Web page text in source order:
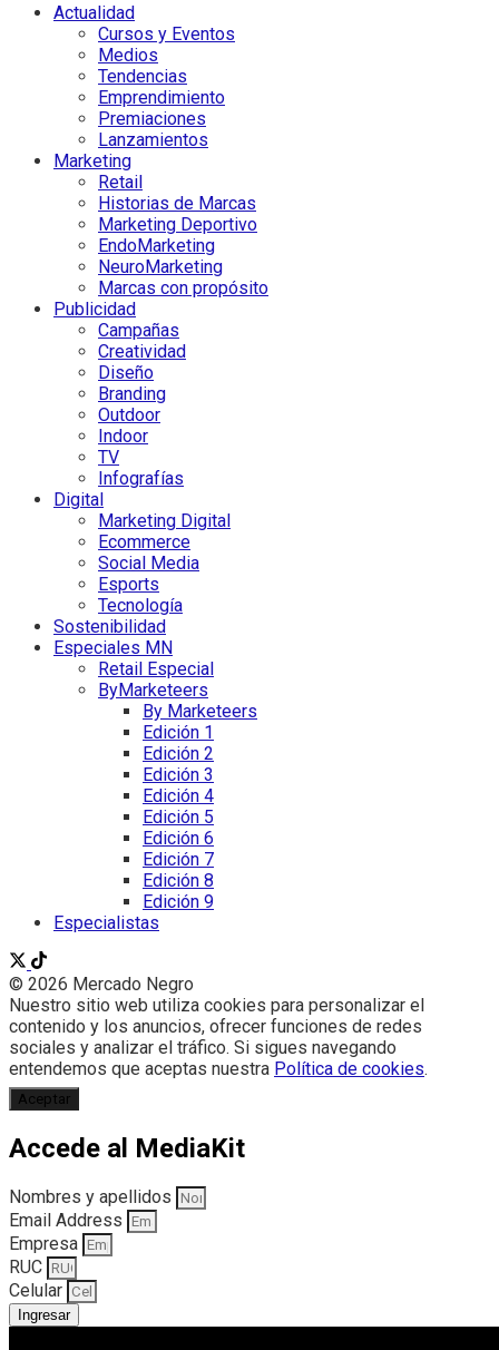
Actualidad
Cursos y Eventos
Medios
Tendencias
Emprendimiento
Premiaciones
Lanzamientos
Marketing
Retail
Historias de Marcas
Marketing Deportivo
EndoMarketing
NeuroMarketing
Marcas con propósito
Publicidad
Campañas
Creatividad
Diseño
Branding
Outdoor
Indoor
TV
Infografías
Digital
Marketing Digital
Ecommerce
Social Media
Esports
Tecnología
Sostenibilidad
Especiales MN
Retail Especial
ByMarketeers
By Marketeers
Edición 1
Edición 2
Edición 3
Edición 4
Edición 5
Edición 6
Edición 7
Edición 8
Edición 9
Especialistas
© 2026 Mercado Negro
Nuestro sitio web utiliza cookies para personalizar el
contenido y los anuncios, ofrecer funciones de redes
sociales y analizar el tráfico. Si sigues navegando
entendemos que aceptas nuestra Política de cookies.
Aceptar
Accede al MediaKit
Nombres y apellidos
Email Address
Empresa
RUC
Celular
Ingresar